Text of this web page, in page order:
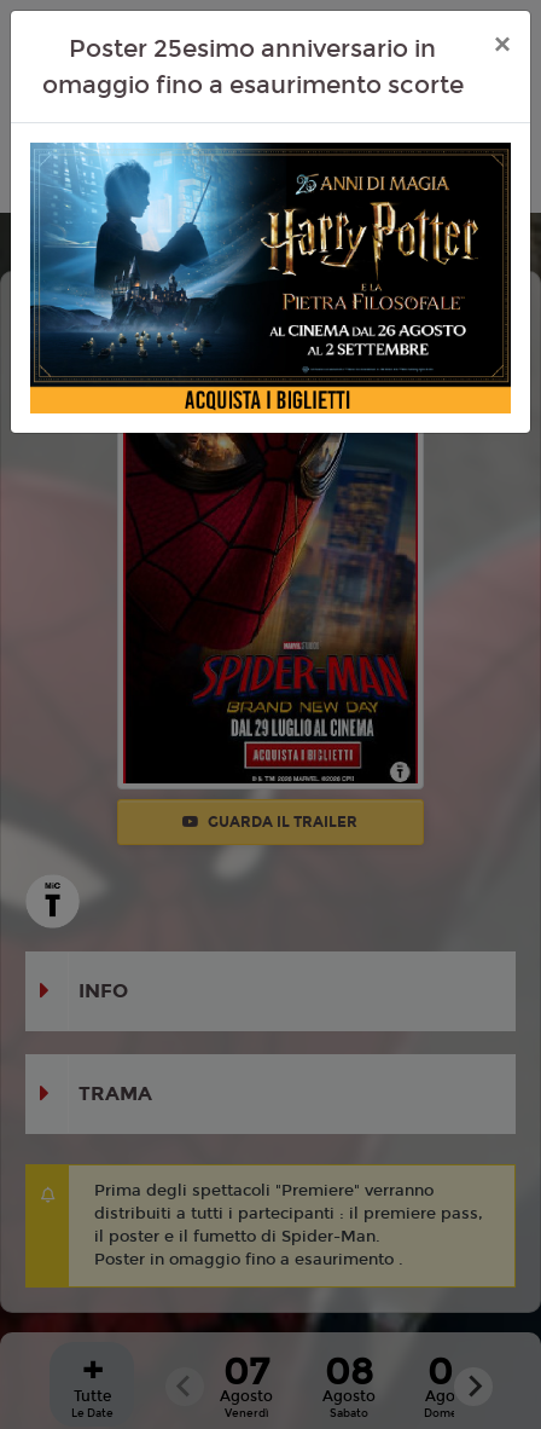
+
Tutte
Le Date
07
Agosto
Venerdì
08
Agosto
Sabato
09
Agosto
Domenica
SPIDER-MAN - BRAND NEW DAY
DOLBY ATMOS
GUARDA IL TRAILER
INFO
TRAMA
Prima degli spettacoli "Premiere" verranno
distribuiti a tutti i partecipanti : il premiere pass,
il poster e il fumetto di Spider-Man.
Poster in omaggio fino a esaurimento .
Poster 25esimo anniversario in
omaggio fino a esaurimento scorte
×